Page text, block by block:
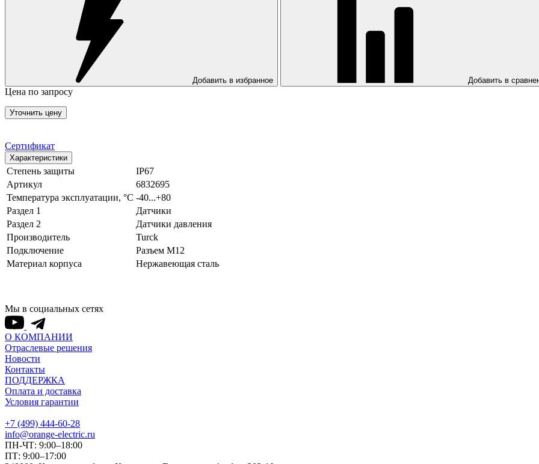
Добавить в избранное Добавить в
Цена по запросу
Уточнить цену
Сертификат
Характеристики
Степень защиты
IP67
Артикул
6832695
Температура эксплуатации, °С -40...+80
Раздел 1
Датчики
Раздел 2
Датчики давления
Производитель
Turck
Подключение
Разъем M12
Материал корпуса
Нержавеющая сталь
Мы в социальных сетях
О КОМПАНИИ
Отраслевые решения
Новости
Контакты
ПОДДЕРЖКА
Оплата и доставка
Условия гарантии
+7 (499) 444-60-28
info@orange-electric.ru
ПН-ЧТ: 9:00–18:00
ПТ: 9:00–17:00